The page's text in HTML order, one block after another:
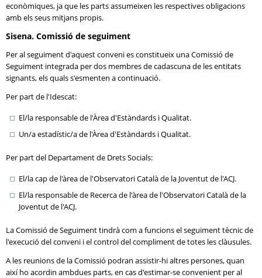
econòmiques, ja que les parts assumeixen les respectives obligacions
amb els seus mitjans propis.
Sisena. Comissió de seguiment
Per al seguiment d'aquest conveni es constitueix una Comissió de
Seguiment integrada per dos membres de cadascuna de les entitats
signants, els quals s'esmenten a continuació.
Per part de l'Idescat:
El/la responsable de l'Àrea d'Estàndards i Qualitat.
Un/a estadístic/a de l'Àrea d'Estàndards i Qualitat.
Per part del Departament de Drets Socials:
El/la cap de l'àrea de l'Observatori Català de la Joventut de l'ACJ.
El/la responsable de Recerca de l'àrea de l'Observatori Català de la
Joventut de l'ACJ.
La Comissió de Seguiment tindrà com a funcions el seguiment tècnic de
l'execució del conveni i el control del compliment de totes les clàusules.
A les reunions de la Comissió podran assistir-hi altres persones, quan
així ho acordin ambdues parts, en cas d'estimar-se convenient per al